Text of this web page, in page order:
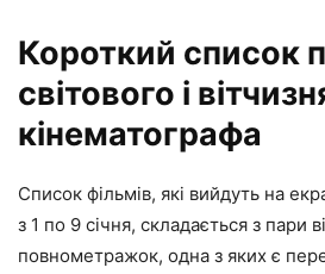
Короткий список
світового і
кінематографа
Список фільмів, які вийдуть на
з 1 по 9 січня, складається з пари
повнометражок, одна з яких є